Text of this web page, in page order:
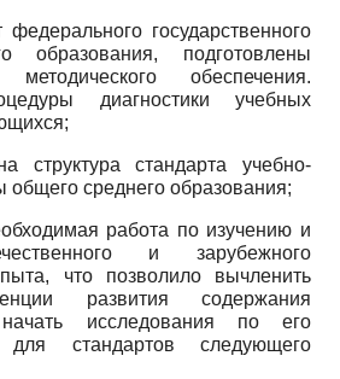
федерального государственного
образования, подготовлены
обеспечения.
диагностики учебных
структура стандарта учебно-
общего среднего образования;
работа по изучению и
и зарубежного
что позволило вычленить
развития содержания
исследования по его
для стандартов следующего